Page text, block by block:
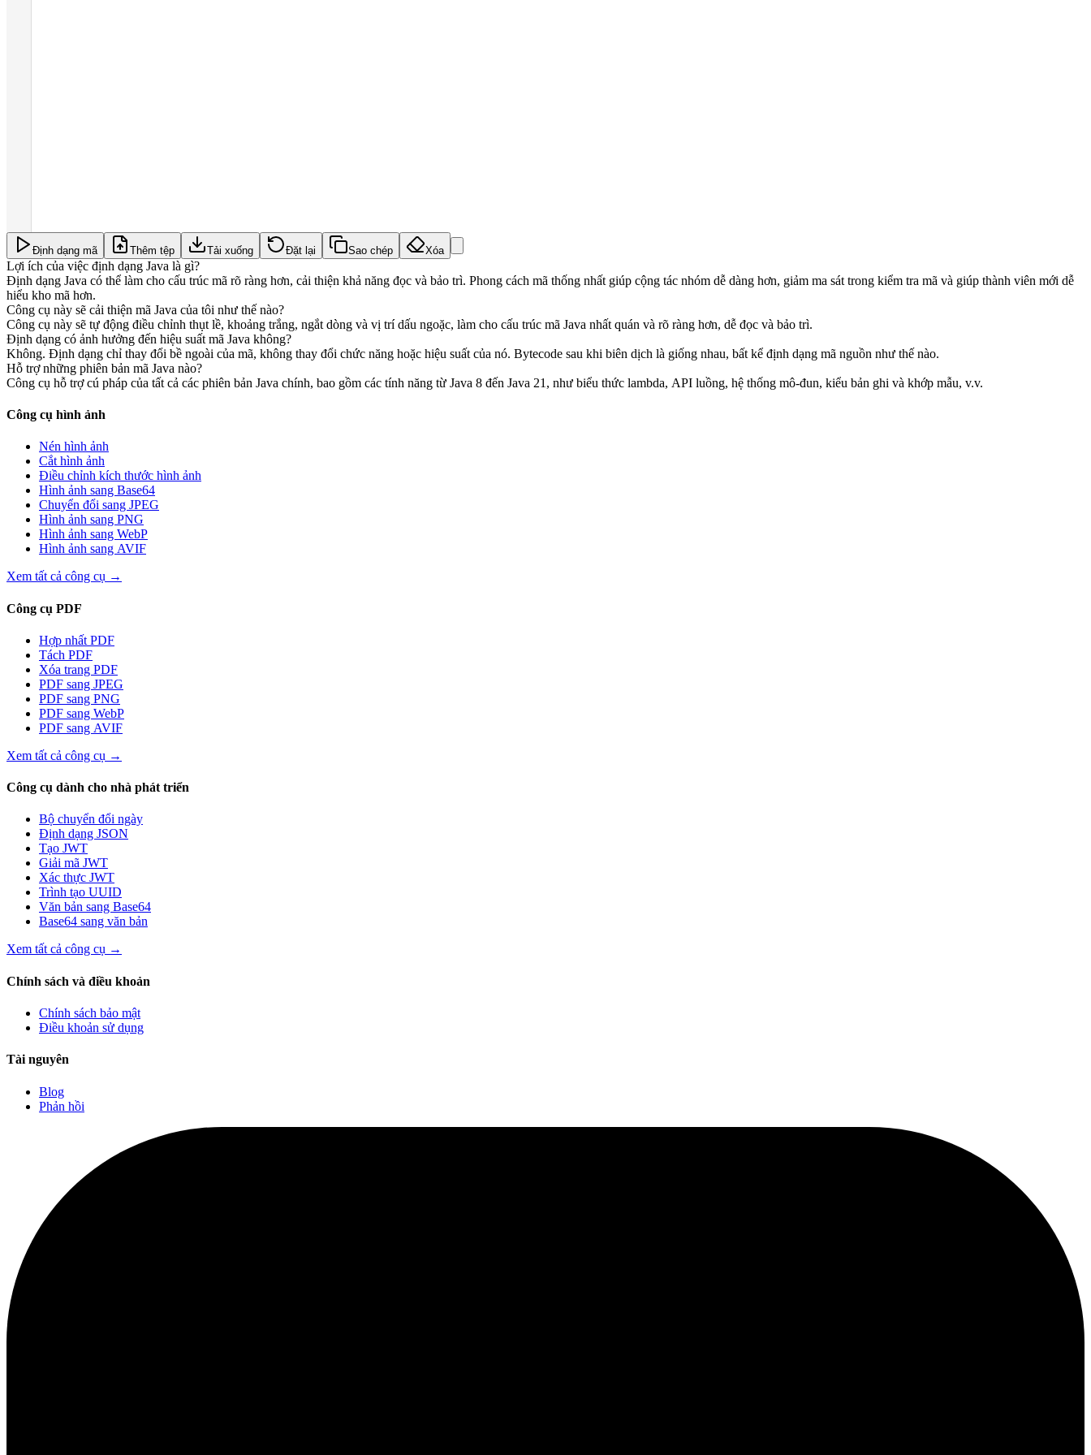
Định dạng mã Thêm tệp Tải xuống Đặt lại Sao chép Xóa
Lợi ích của việc định dạng Java là gì?
Định dạng Java có thể làm cho cấu trúc mã rõ ràng hơn, cải thiện khả năng đọc và bảo trì. Phong cách mã thống nhất giúp cộng tác nhóm dễ dàng hơn, giảm ma sát trong kiểm tra mã và giúp thành viên mới dễ
hiểu kho mã hơn.
Công cụ này sẽ cải thiện mã Java của tôi như thế nào?
Công cụ này sẽ tự động điều chỉnh thụt lề, khoảng trắng, ngắt dòng và vị trí dấu ngoặc, làm cho cấu trúc mã Java nhất quán và rõ ràng hơn, dễ đọc và bảo trì.
Định dạng có ảnh hưởng đến hiệu suất mã Java không?
Không. Định dạng chỉ thay đổi bề ngoài của mã, không thay đổi chức năng hoặc hiệu suất của nó. Bytecode sau khi biên dịch là giống nhau, bất kể định dạng mã nguồn như thế nào.
Hỗ trợ những phiên bản mã Java nào?
Công cụ hỗ trợ cú pháp của tất cả các phiên bản Java chính, bao gồm các tính năng từ Java 8 đến Java 21, như biểu thức lambda, API luồng, hệ thống mô-đun, kiểu bản ghi và khớp mẫu, v.v.
Công cụ hình ảnh
Nén hình ảnh
Cắt hình ảnh
Điều chỉnh kích thước hình ảnh
Hình ảnh sang Base64
Chuyển đổi sang JPEG
Hình ảnh sang PNG
Hình ảnh sang WebP
Hình ảnh sang AVIF
Xem tất cả công cụ →
Công cụ PDF
Hợp nhất PDF
Tách PDF
Xóa trang PDF
PDF sang JPEG
PDF sang PNG
PDF sang WebP
PDF sang AVIF
Xem tất cả công cụ →
Công cụ dành cho nhà phát triển
Bộ chuyển đổi ngày
Định dạng JSON
Tạo JWT
Giải mã JWT
Xác thực JWT
Trình tạo UUID
Văn bản sang Base64
Base64 sang văn bản
Xem tất cả công cụ →
Chính sách và điều khoản
Chính sách bảo mật
Điều khoản sử dụng
Tài nguyên
Blog
Phản hồi